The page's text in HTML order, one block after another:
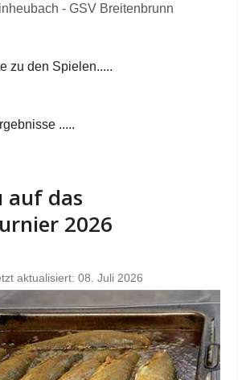
- GSV Breitenbrunn
zu den Spielen.....
.....
auf das
2026
aktualisiert: 08. Juli 2026